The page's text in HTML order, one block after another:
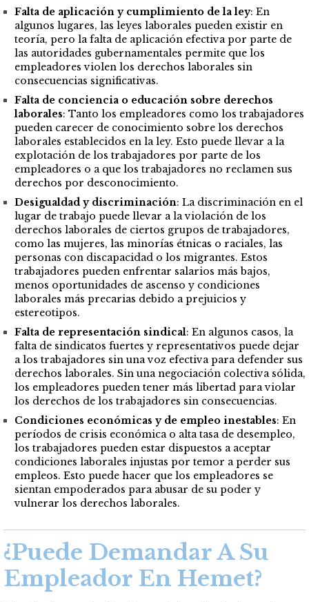
Falta de aplicación y cumplimiento de la ley: En
algunos lugares, las leyes laborales pueden existir en
teoría, pero la falta de aplicación efectiva por parte de
las autoridades gubernamentales permite que los
empleadores violen los derechos laborales sin
consecuencias significativas.
Falta de conciencia o educación sobre derechos
laborales: Tanto los empleadores como los trabajadores
pueden carecer de conocimiento sobre los derechos
laborales establecidos en la ley. Esto puede llevar a la
explotación de los trabajadores por parte de los
empleadores o a que los trabajadores no reclamen sus
derechos por desconocimiento.
Desigualdad y discriminación: La discriminación en el
lugar de trabajo puede llevar a la violación de los
derechos laborales de ciertos grupos de trabajadores,
como las mujeres, las minorías étnicas o raciales, las
personas con discapacidad o los migrantes. Estos
trabajadores pueden enfrentar salarios más bajos,
menos oportunidades de ascenso y condiciones
laborales más precarias debido a prejuicios y
estereotipos.
Falta de representación sindical: En algunos casos, la
falta de sindicatos fuertes y representativos puede dejar
a los trabajadores sin una voz efectiva para defender sus
derechos laborales. Sin una negociación colectiva sólida,
los empleadores pueden tener más libertad para violar
los derechos de los trabajadores sin consecuencias.
Condiciones económicas y de empleo inestables: En
períodos de crisis económica o alta tasa de desempleo,
los trabajadores pueden estar dispuestos a aceptar
condiciones laborales injustas por temor a perder sus
empleos. Esto puede hacer que los empleadores se
sientan empoderados para abusar de su poder y
vulnerar los derechos laborales.
¿Puede Demandar A Su
Empleador En Hemet?